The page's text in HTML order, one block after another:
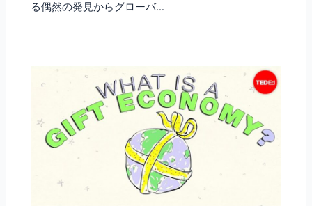
る偶然の発見からグローバ…